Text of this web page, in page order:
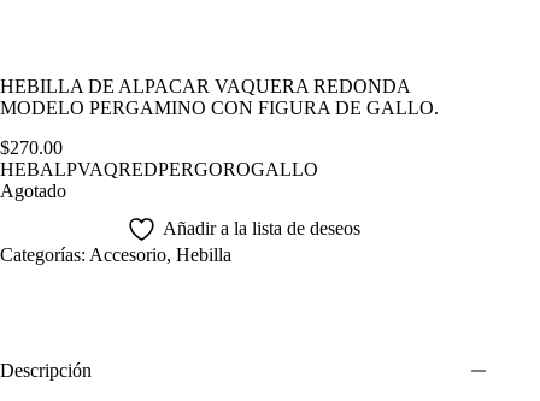
HEBILLA DE ALPACAR VAQUERA REDONDA
MODELO PERGAMINO CON FIGURA DE GALLO.
$270.00
HEBALPVAQREDPERGOROGALLO
Agotado
Añadir a la lista de deseos
Categorías: Accesorio, Hebilla
Descripción